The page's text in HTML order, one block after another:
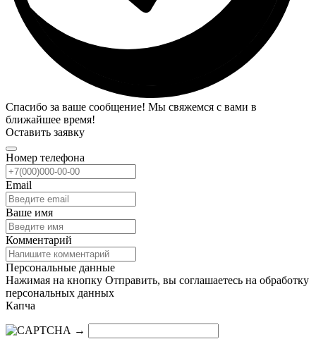
Спасибо за ваше сообщение! Мы свяжемся с вами в
ближайшее время!
Оставить заявку
Номер телефона
Email
Ваше имя
Комментарий
Персональные данные
Нажимая на кнопку Отправить, вы соглашаетесь на обработку
персональных данных
Капча
→